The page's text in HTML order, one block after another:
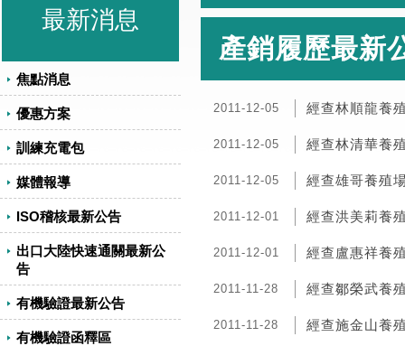
最新消息
焦點消息
優惠方案
訓練充電包
媒體報導
ISO稽核最新公告
出口大陸快速通關最新公
告
有機驗證最新公告
有機驗證函釋區
產銷履歷最新
2011-12-05 經查林順龍養
2011-12-05 經查林清華養
2011-12-05 經查雄哥養殖
2011-12-01 經查洪美莉養
2011-12-01 經查盧惠祥養
2011-11-28 經查鄒榮武養
2011-11-28 經查施金山養